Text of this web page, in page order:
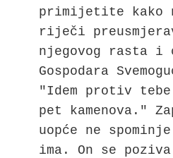
primijetite kako
riječi
njegovog rasta i
Gospodara
"Idem protiv
pet kamenova."
uopće ne
ima. On se